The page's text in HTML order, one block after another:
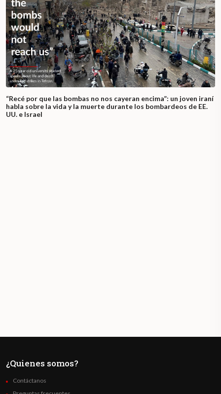
“Recé por que las bombas no nos cayeran encima”: un joven iraní
habla sobre la vida y la muerte durante los bombardeos de EE.
UU. e Israel
¿Quienes somos?
Contáctanos